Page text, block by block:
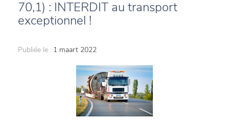
70,1) : INTERDIT au transport
exceptionnel !
Publiée le : 1 maart 2022